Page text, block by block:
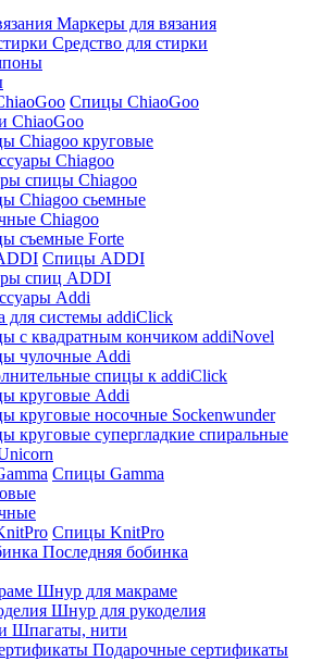
Маркеры для вязания
Средство для стирки
Спицы ChiaoGoo
ChiaoGoo
Сhiagoo круговые
Chiagoo
спицы Chiagoo
Chiagoo сьемные
Chiagoo
съемные Forte
Спицы ADDI
спиц ADDI
Addi
для системы addiClick
с квадратным кончиком addiNovel
чулочные Addi
спицы к addiClick
круговые Addi
круговые носочные Sockenwunder
круговые супергладкие спиральные
Спицы Gamma
Спицы KnitPro
Последняя бобинка
Шнур для макраме
Шнур для рукоделия
Шпагаты, нити
Подарочные сертификаты